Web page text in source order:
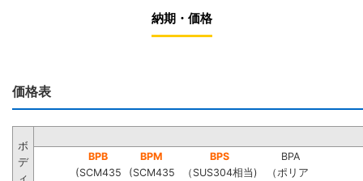
納期・価格
価格表
ボ
デ
ィ
BPB
(SCM435
BPM
(SCM435
BPS
（SUS304相当)
BPA
（ポリア